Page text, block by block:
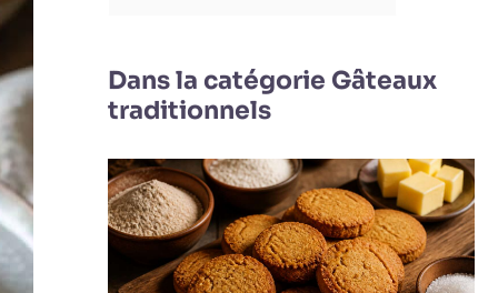
Dans la catégorie Gâteaux
traditionnels